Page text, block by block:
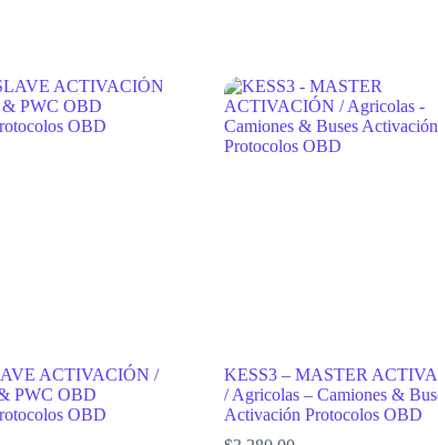
ACTIVACIÓN /
PWC OBD
OBD
KESS3 – MASTER
/ Agricolas – Camiones &
Activación Protocolos OBD